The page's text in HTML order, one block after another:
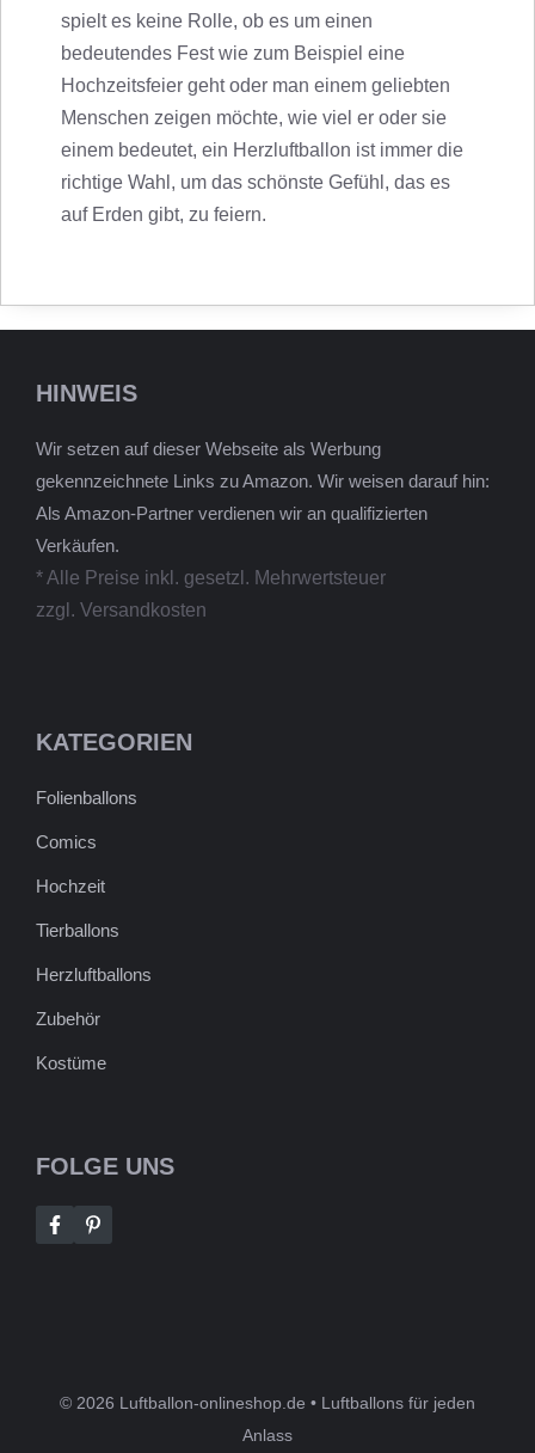
spielt es keine Rolle, ob es um einen
bedeutendes Fest wie zum Beispiel eine
Hochzeitsfeier geht oder man einem geliebten
Menschen zeigen möchte, wie viel er oder sie
einem bedeutet, ein Herzluftballon ist immer die
richtige Wahl, um das schönste Gefühl, das es
auf Erden gibt, zu feiern.
HINWEIS
Wir setzen auf dieser Webseite als Werbung
gekennzeichnete Links zu Amazon. Wir weisen darauf hin:
Als Amazon-Partner verdienen wir an qualifizierten
Verkäufen.
* Alle Preise inkl. gesetzl. Mehrwertsteuer
zzgl. Versandkosten
KATEGORIEN
Folienballons
Comics
Hochzeit
Tierballons
Herzluftballons
Zubehör
Kostüme
FOLGE UNS
© 2026 Luftballon-onlineshop.de • Luftballons für jeden
Anlass